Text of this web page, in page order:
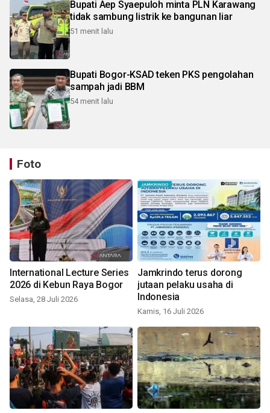
Bupati Aep Syaepuloh minta PLN Karawang
tidak sambung listrik ke bangunan liar
51 menit lalu
Bupati Bogor-KSAD teken PKS pengolahan
sampah jadi BBM
54 menit lalu
Foto
International Lecture Series
2026 di Kebun Raya Bogor
Selasa, 28 Juli 2026
Jamkrindo terus dorong
jutaan pelaku usaha di
Indonesia
Kamis, 16 Juli 2026